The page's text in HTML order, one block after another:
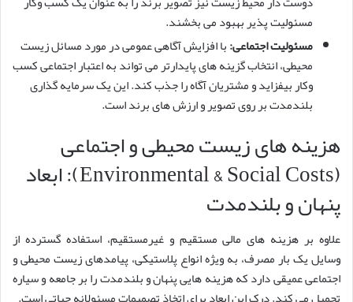
مسئولیت پذیر بهبود می بخشند.
مسئولیت اجتماعی:با افزایش آگاهی عمومی در مورد مسائل زیست
محیطی، انتخاب گزینه های پایدارتر می تواند به اعتبار اجتماعی کسب
وکار بیفزاید و مشتریان آگاه را جذب کند. این یک سرمایه گذاری
بلندمدت بر روی تصویر و ارزش های برند است.
هزینه های زیست محیطی و اجتماعی
(Environmental & Social Costs): ابعاد
پنهان و بلندمدت
علاوه بر هزینه های مالی مستقیم و غیرمستقیم، استفاده گسترده از
وسایل یک بار مصرف، به ویژه انواع پلاستیکی، پیامدهای زیست محیطی و
اجتماعی عمیقی دارد که هزینه هایی پنهان و بلندمدت را بر جامعه و سیاره